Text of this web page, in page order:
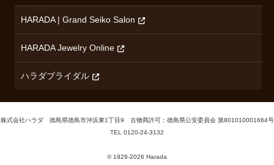
HARADA | Grand Seiko Salon
HARADA Jewelry Online
ハラダブライダル
株式会社ハラダ 徳島県徳島市沖浜東1丁目9 古物商許可：徳島県公安委員会 第801010001664号
TEL 0120-24-3132
© 1929‐2026 Harada
Cookieの利用について